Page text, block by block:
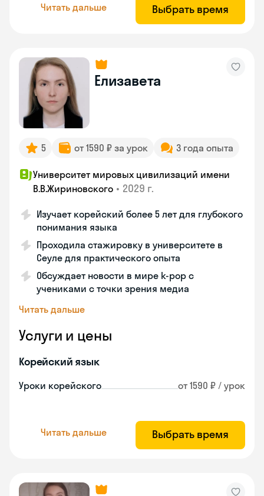
Читать дальше Выбрать время
Елизавета
5 от 1590 ₽ за урок 3 года опыта
Университет мировых цивилизаций имени
В.В.Жириновского • 2029 г.
Изучает корейский более 5 лет для глубокого
понимания языка
Проходила стажировку в университете в
Сеуле для практического опыта
Обсуждает новости в мире k-pop с
учениками с точки зрения медиа
Читать дальше
Услуги и цены
Корейский язык
Уроки корейского от 1590 ₽ / урок
Читать дальше Выбрать время